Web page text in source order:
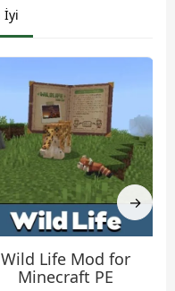
İyi
→
Wild Life Mod for
Minecraft PE